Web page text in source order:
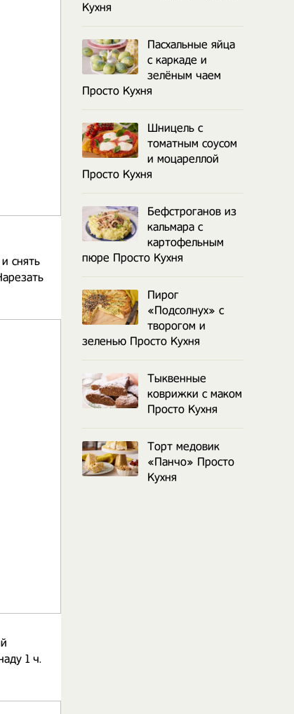
снять
1 ч.
Кухня
Пасхальные яйца
с каркаде и
зелёным чаем
Просто Кухня
Шницель с
томатным соусом
и моцареллой
Просто Кухня
Бефстроганов из
кальмара с
картофельным
пюре Просто Кухня
Пирог
«Подсолнух» с
творогом и
зеленью Просто Кухня
Тыквенные
коврижки с маком
Просто Кухня
Торт медовик
«Панчо» Просто
Кухня